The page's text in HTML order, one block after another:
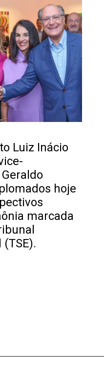
Luiz Inácio
hoje
marcada